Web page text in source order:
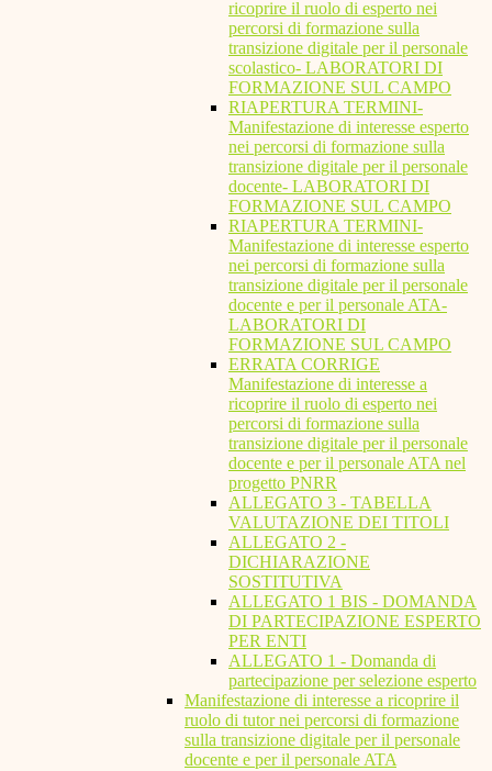
ricoprire il ruolo di esperto nei
percorsi di formazione sulla
transizione digitale per il personale
scolastico- LABORATORI DI
FORMAZIONE SUL CAMPO
RIAPERTURA TERMINI-
Manifestazione di interesse esperto
nei percorsi di formazione sulla
transizione digitale per il personale
docente- LABORATORI DI
FORMAZIONE SUL CAMPO
RIAPERTURA TERMINI-
Manifestazione di interesse esperto
nei percorsi di formazione sulla
transizione digitale per il personale
docente e per il personale ATA-
LABORATORI DI
FORMAZIONE SUL CAMPO
ERRATA CORRIGE
Manifestazione di interesse a
ricoprire il ruolo di esperto nei
percorsi di formazione sulla
transizione digitale per il personale
docente e per il personale ATA nel
progetto PNRR
ALLEGATO 3 - TABELLA
VALUTAZIONE DEI TITOLI
ALLEGATO 2 -
DICHIARAZIONE
SOSTITUTIVA
ALLEGATO 1 BIS - DOMANDA
DI PARTECIPAZIONE ESPERTO
PER ENTI
ALLEGATO 1 - Domanda di
partecipazione per selezione esperto
Manifestazione di interesse a ricoprire il
ruolo di tutor nei percorsi di formazione
sulla transizione digitale per il personale
docente e per il personale ATA